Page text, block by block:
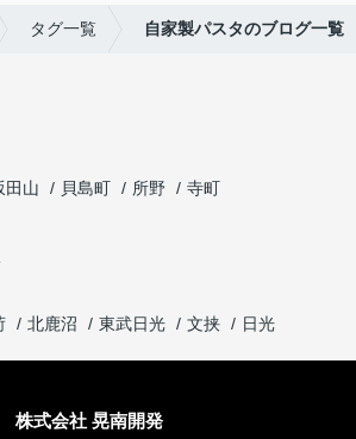
タグ一覧 自家製パスタのブログ一覧
田山 貝島町 所野
寺町
北鹿沼 東武日光 文挟 日光
株式会社 晃南開発